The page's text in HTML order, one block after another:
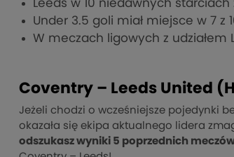
Leeds w 10 niedawnych
Under 3.5 goli miał miejsce w 7 z
W meczach ligowych z udziałem
Coventry – Leeds United
Jeżeli chodzi o wcześniejsze pojedynki
okazała się ekipa aktualnego lidera
odszukasz wyniki 5 poprzednich